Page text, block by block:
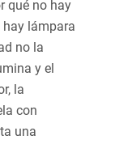
qué no hay
hay lámpara
no la
y el
la
con
una